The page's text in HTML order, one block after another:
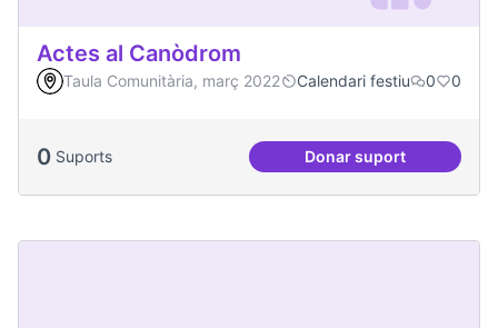
Actes al Canòdrom
Taula Comunitària, març 2022 Calendari festiu 0 0
0 Suports Donar suportActes al Canòdrom